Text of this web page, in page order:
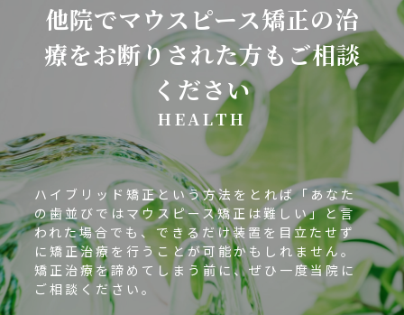
他院でマウスピース矯正の治
療をお断りされた方もご相談
ください
HEALTH
ハイブリッド矯正という方法をとれば「あなた
の歯並びではマウスピース矯正は難しい」と言
われた場合でも、できるだけ装置を目立たせず
に矯正治療を行うことが可能かもしれません。
矯正治療を諦めてしまう前に、ぜひ一度当院に
ご相談ください。